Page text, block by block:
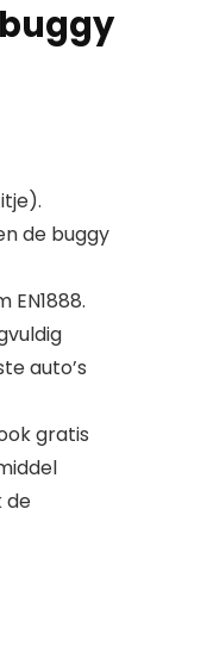
de buggy
auto’s
gratis
de